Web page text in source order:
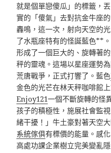
就是個單戀傻瓜」的標籤，
實的「傻氣」去對抗金牛座
轟鳴，這一次，射向天空的
了水瓶座特有的怪誕藍色**
形成了一個巨大的、旋轉著
秤的靈魂。這場以星座運勢
荒唐戰爭，正式打響了。藍色
金色的光芒在林天秤咖啡館
Enjoy121一個不斷旋轉的怪
孩子的積極性，施展社會監
緒干擾！」牛土豪對著天空
系統傢俱有標價的能量。感
高處功課企業樹立完美變亂